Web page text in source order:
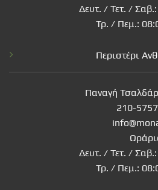
Δευτ. / Τετ. /
Τρ. / Πεμ.:
Περιστέρι
Παναγή
210-
Δευτ. / Τετ. /
Τρ. / Πεμ.: